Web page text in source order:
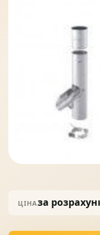
Солнце
ЦІНАза